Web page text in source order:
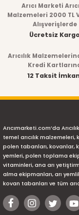
Arıcı Marketi
Malzemeleri 2000 TL
Alışverişlerde
Ücretsiz
Arıcılık
Kredi
12 Taksit
Arıcımarketi.com’da
temel arıcılık malzemeleri,
polen tabanları, kovanlar,
yemleri, polen toplama
vitaminleri, ana arı
alma ekipmanları, arı
kovan tabanları ve tüm